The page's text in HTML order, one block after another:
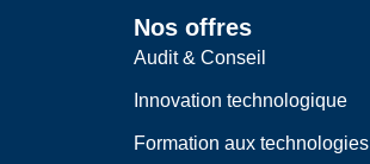
Nos offres
Audit & Conseil
Innovation technologique
Formation aux technologies